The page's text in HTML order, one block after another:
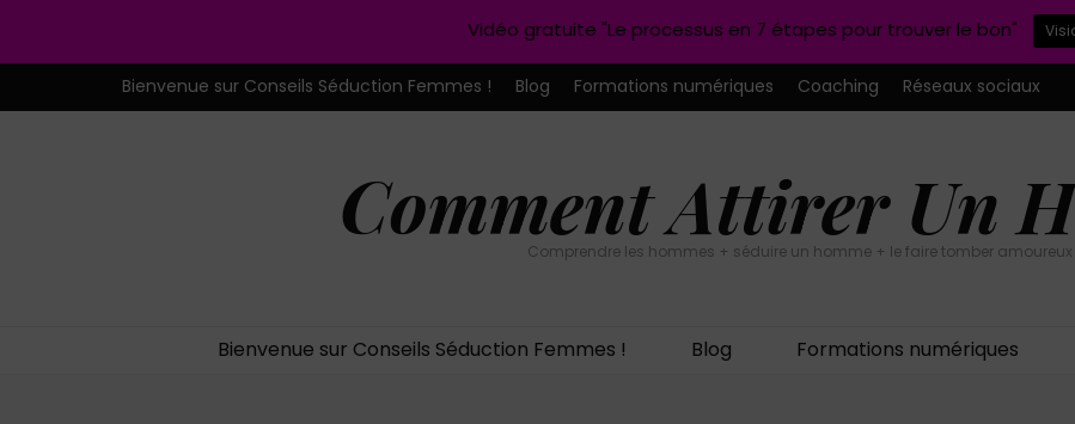
Bienvenue sur Conseils Séduction Femmes ! Blog Formations numériques Coaching Réseaux sociaux
Comment Attirer Un
Comprendre les hommes + séduire un homme + le faire tomber amoureux
Bienvenue sur Conseils Séduction Femmes ! Blog Formations numériques
Vidéo gratuite "Le processus en 7 étapes pour trouver le bon"